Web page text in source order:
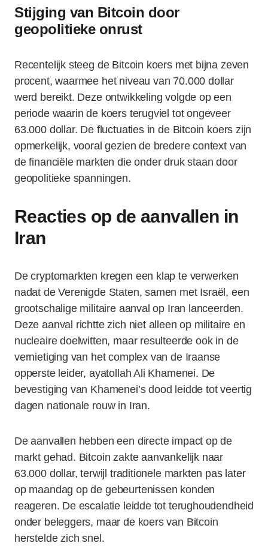
Stijging van Bitcoin door
geopolitieke onrust
Recentelijk steeg de Bitcoin koers met bijna zeven
procent, waarmee het niveau van 70.000 dollar
werd bereikt. Deze ontwikkeling volgde op een
periode waarin de koers terugviel tot ongeveer
63.000 dollar. De fluctuaties in de Bitcoin koers zijn
opmerkelijk, vooral gezien de bredere context van
de financiële markten die onder druk staan door
geopolitieke spanningen.
Reacties op de aanvallen in
Iran
De cryptomarkten kregen een klap te verwerken
nadat de Verenigde Staten, samen met Israël, een
grootschalige militaire aanval op Iran lanceerden.
Deze aanval richtte zich niet alleen op militaire en
nucleaire doelwitten, maar resulteerde ook in de
vernietiging van het complex van de Iraanse
opperste leider, ayatollah Ali Khamenei. De
bevestiging van Khamenei’s dood leidde tot veertig
dagen nationale rouw in Iran.
De aanvallen hebben een directe impact op de
markt gehad. Bitcoin zakte aanvankelijk naar
63.000 dollar, terwijl traditionele markten pas later
op maandag op de gebeurtenissen konden
reageren. De escalatie leidde tot terughoudendheid
onder beleggers, maar de koers van Bitcoin
herstelde zich snel.